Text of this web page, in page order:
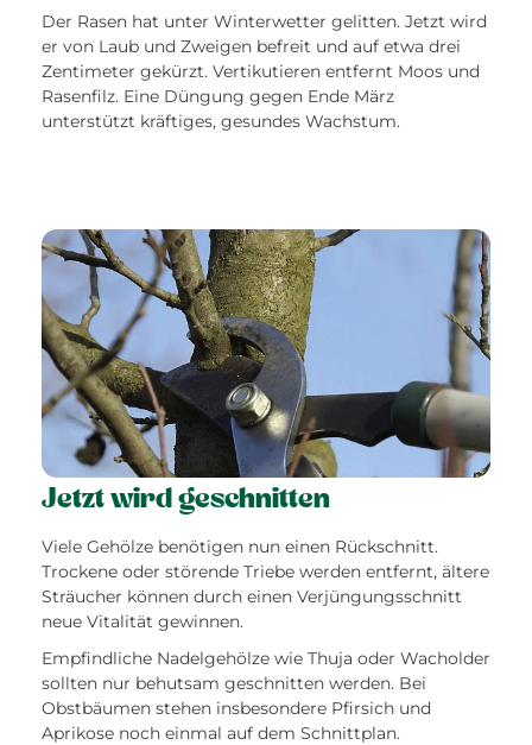
Der Rasen hat unter Winterwetter gelitten. Jetzt wird
er von Laub und Zweigen befreit und auf etwa drei
Zentimeter gekürzt. Vertikutieren entfernt Moos und
Rasenfilz. Eine Düngung gegen Ende März
unterstützt kräftiges, gesundes Wachstum.
Jetzt wird geschnitten
Viele Gehölze benötigen nun einen Rückschnitt.
Trockene oder störende Triebe werden entfernt, ältere
Sträucher können durch einen Verjüngungsschnitt
neue Vitalität gewinnen.
Empfindliche Nadelgehölze wie Thuja oder Wacholder
sollten nur behutsam geschnitten werden. Bei
Obstbäumen stehen insbesondere Pfirsich und
Aprikose noch einmal auf dem Schnittplan.